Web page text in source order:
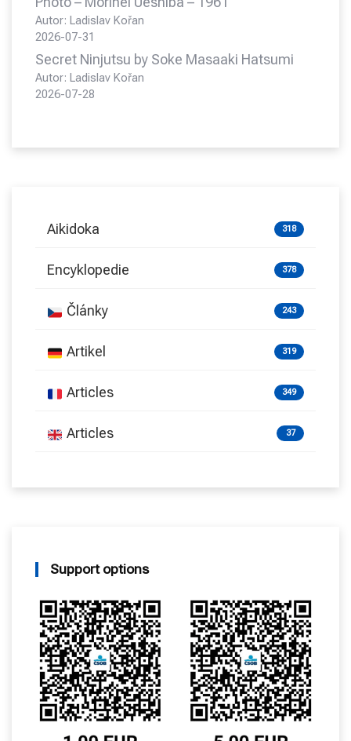
Autor: Ladislav Kořan
2026-07-31
Secret Ninjutsu by Soke Masaaki Hatsumi
Autor: Ladislav Kořan
2026-07-28
Aikidoka 318
Encyklopedie 378
Články 243
Artikel 319
Articles 349
Articles 37
Support options